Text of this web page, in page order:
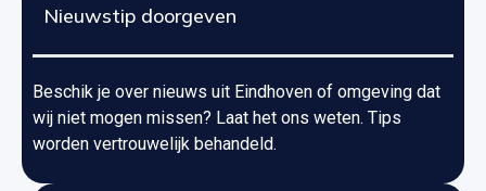
Nieuwstip doorgeven
Beschik je over nieuws uit Eindhoven of omgeving dat
wij niet mogen missen? Laat het ons weten. Tips
worden vertrouwelijk behandeld.